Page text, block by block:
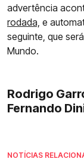
advertência
rodada, e
seguinte, que
Mundo.
Rodrigo
Fernando
NOTÍCIAS